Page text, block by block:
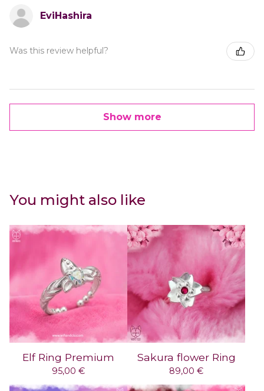
EviHashira
Was this review helpful?
Show more
You might also like
Elf Ring Premium
95,00 €
Sakura flower Ring
89,00 €